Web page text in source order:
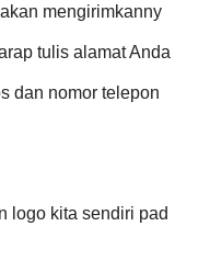
mengirimkanny
tulis alamat Anda
dan nomor telepon
logo kita sendiri pad